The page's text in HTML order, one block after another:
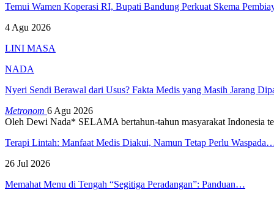
Temui Wamen Koperasi RI, Bupati Bandung Perkuat Skema
4 Agu 2026
LINI MASA
NADA
Nyeri Sendi Berawal dari Usus? Fakta Medis yang Masih Jarang
Metronom 6 Agu 2026
Oleh Dewi Nada* SELAMA bertahun-tahun masyarakat Indonesia
Terapi Lintah: Manfaat Medis Diakui, Namun Tetap Perlu
26 Jul 2026
Memahat Menu di Tengah “Segitiga Peradangan”: Panduan…